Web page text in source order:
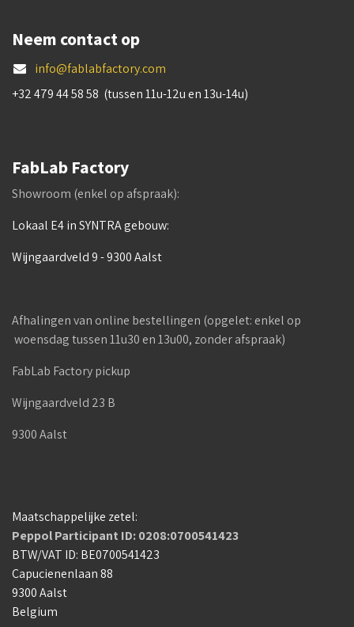
Neem contact op
info@fablabfactory.com
+32 479 44 58 58 (tussen 11u-12u en 13u-14u)
FabLab Factory
Showroom (enkel op afspraak):
Lokaal E4 in SYNTRA gebouw:
Wijngaardveld 9 - 9300 Aalst
Afhalingen van online bestellingen (opgelet: enkel op
woensdag tussen 11u30 en 13u00, zonder afspraak)
FabLab Factory pickup
Wijngaardveld 23 B
9300 Aalst
Maatschappelijke zetel:
Peppol Participant ID: 0208:0700541423
BTW/VAT ID: BE0700541423
Capucienenlaan 88
9300 Aalst
Belgium